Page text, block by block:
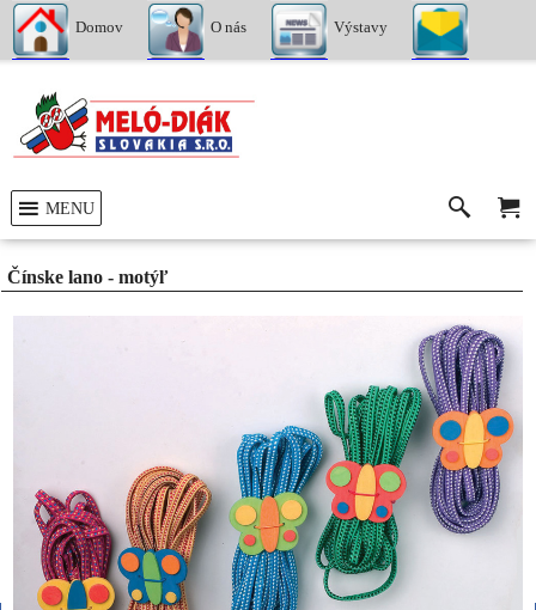
Domov O nás Výstavy
MENU
Čínske lano - motýľ